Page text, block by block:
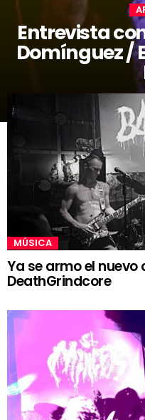
Entrevista
Domínguez /
MÚSICA
Ya se armo el
DeathGrindcore